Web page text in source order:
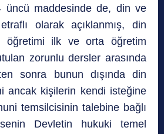
üncü maddesinde de, din ve
olarak açıklanmış, din
öğretimi ilk ve orta öğretim
zorunlu dersler arasında
sonra bunun dışında din
ancak kişilerin kendi isteğine
temsilcisinin talebine bağlı
Devletin hukuki temel